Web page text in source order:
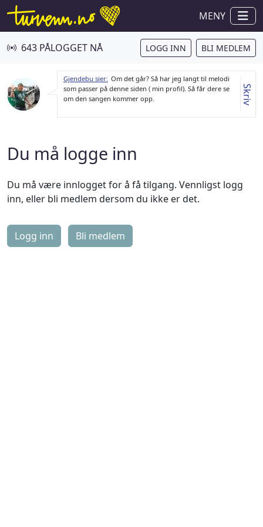
MENY
643 PÅLOGGET NÅ LOGG INN BLI MEDLEM
Gjendebu sier: Om det går? Så har jeg langt til melodi
som passer på denne siden ( min profil). Så får dere se
om den sangen kommer opp.
Skriv
Du må logge inn
Du må være innlogget for å få tilgang. Vennligst logg
inn, eller bli medlem dersom du ikke er det.
Logg inn